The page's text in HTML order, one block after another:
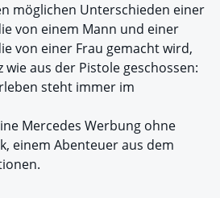
möglichen Unterschieden einer
von einem Mann und einer
von einer Frau gemacht wird,
aus der Pistole geschossen:
steht immer im
Mercedes Werbung ohne
einem Abenteuer aus dem